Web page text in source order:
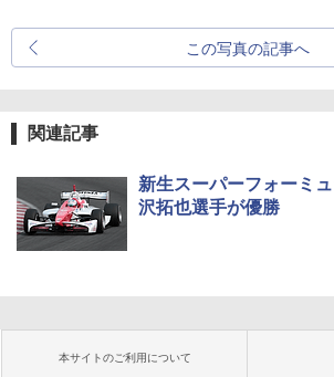
この写真の記事へ
関連記事
新生スーパーフォーミ
沢拓也選手が優勝
本サイトのご利用について